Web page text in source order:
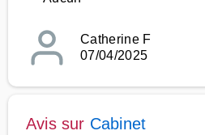
Catherine F
07/04/2025
Avis sur Cabinet